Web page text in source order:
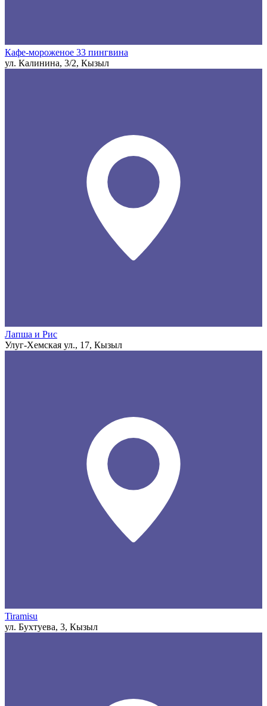
Кафе-мороженое 33 пингвина
ул. Калинина, 3/2, Кызыл
Лапша и Рис
Улуг-Хемская ул., 17, Кызыл
Tiramisu
ул. Бухтуева, 3, Кызыл